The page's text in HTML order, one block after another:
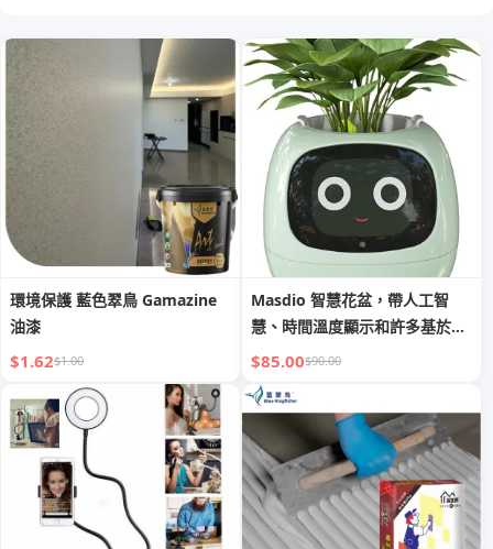
環境保護 藍色翠鳥 Gamazine
油漆
$1.62$1.00
Masdio 智慧花盆，帶人工智
慧、時間溫度顯示和許多基於環
境的富有表現力的動畫，適用於
$85.00$90.00